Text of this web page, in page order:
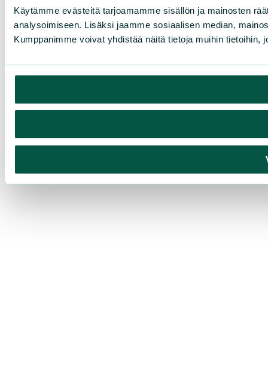
Käytämme evästeitä tarjoamamme sisällön ja mainosten
analysoimiseen. Lisäksi jaamme sosiaalisen median,
Kumppanimme voivat yhdistää näitä tietoja muihin tietoihin,